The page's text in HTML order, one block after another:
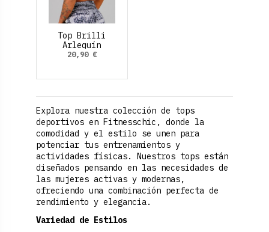
Top Brilli
Arlequín
20,90 €
Explora nuestra colección de tops
deportivos en Fitnesschic, donde la
comodidad y el estilo se unen para
potenciar tus entrenamientos y
actividades físicas. Nuestros tops están
diseñados pensando en las necesidades de
las mujeres activas y modernas,
ofreciendo una combinación perfecta de
rendimiento y elegancia.
Variedad de Estilos